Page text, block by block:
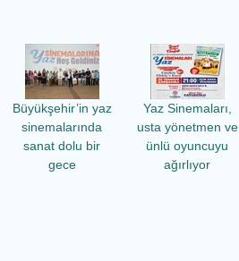
Büyükşehir’in yaz
sinemalarında
sanat dolu bir
gece
Yaz Sinemaları,
usta yönetmen ve
ünlü oyuncuyu
ağırlıyor